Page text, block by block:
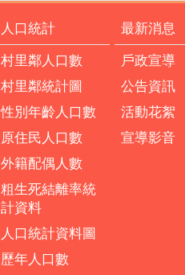
人口統計
村里鄰人口數
村里鄰統計圖
性別年齡人口數
原住民人口數
外籍配偶人數
粗生死結離率統
計資料
人口統計資料圖
歷年人口數
最新消息
戶政宣導
公告資訊
活動花絮
宣導影音